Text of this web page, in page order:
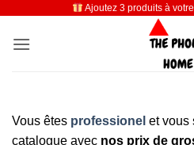
contenu
Ajoutez 3 produits à
Vous êtes professionel et vous
catalogue avec nos prix de